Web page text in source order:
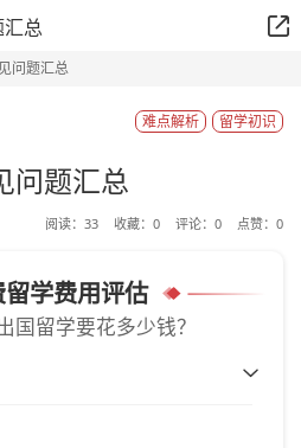
总
问题汇总
留学初识
难点解析
问题汇总
阅读： 33 收藏： 0 评论： 0 点赞： 0
留学费用评估
国留学要花多少钱？